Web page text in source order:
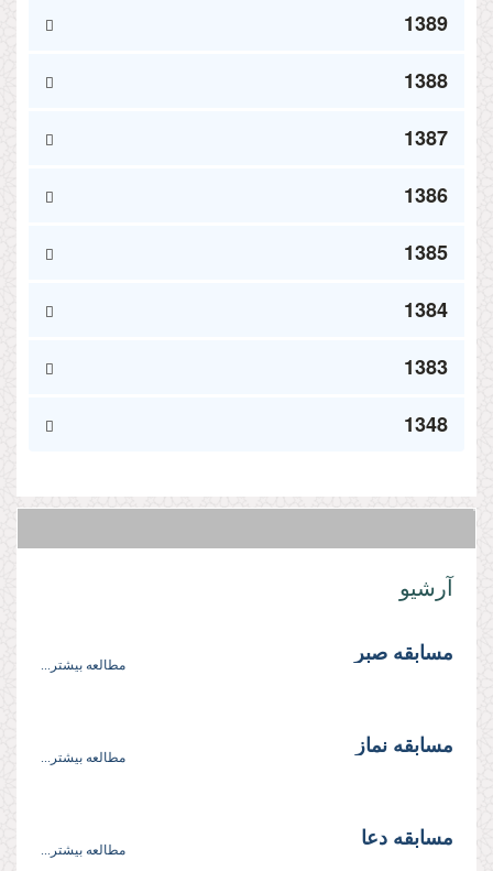
1389
1388
1387
1386
1385
1384
1383
1348
آرشیو
مسابقه صبر مطالعه بیشتر...
مسابقه نماز مطالعه بیشتر...
مسابقه دعا مطالعه بیشتر...